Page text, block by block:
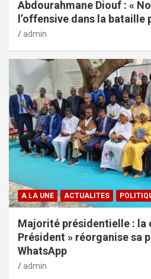
Abdourahmane Diouf : «
l’offensive dans la bataille
admin
A LA UNE ACTUALITES
Majorité présidentielle : la
Président » réorganise sa
WhatsApp
admin